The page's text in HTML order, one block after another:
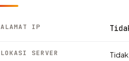
ALAMAT IP
LOKASI SERVER